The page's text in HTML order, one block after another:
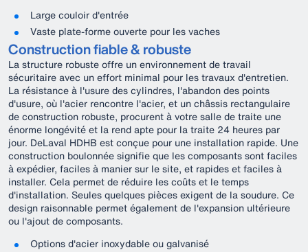
Large couloir d'entrée
Vaste plate-forme ouverte pour les vaches
Construction fiable & robuste
La structure robuste offre un environnement de travail
sécuritaire avec un effort minimal pour les travaux d'entretien.
La résistance à l'usure des cylindres, l'abandon des points
d'usure, où l'acier rencontre l'acier, et un châssis rectangulaire
de construction robuste, procurent à votre salle de traite une
énorme longévité et la rend apte pour la traite 24 heures par
jour. DeLaval HDHB est conçue pour une installation rapide. Une
construction boulonnée signifie que les composants sont faciles
à expédier, faciles à manier sur le site, et rapides et faciles à
installer. Cela permet de réduire les coûts et le temps
d'installation. Seules quelques pièces exigent de la soudure. Ce
design raisonnable permet également de l'expansion ultérieure
ou l'ajout de composants.
Options d'acier inoxydable ou galvanisé